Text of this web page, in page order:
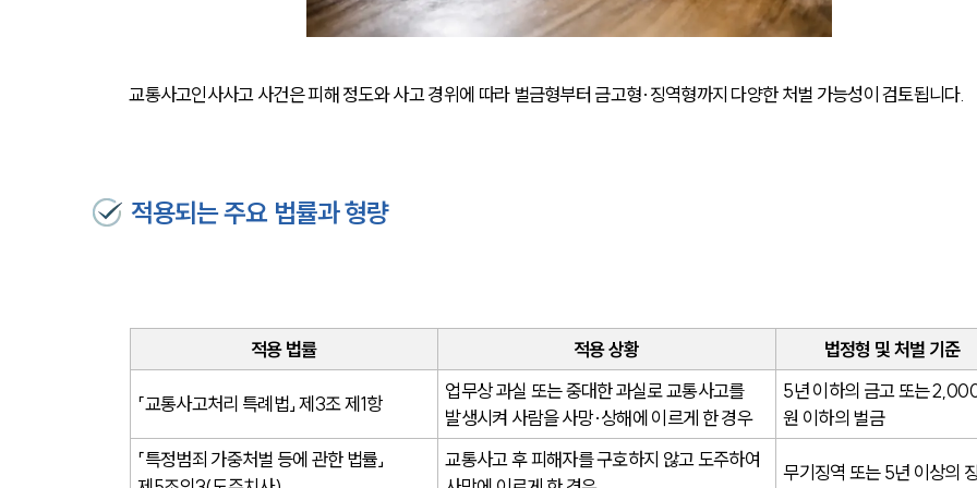
교통사고인사사고 사건은 피해 정도와 사고 경위에 따라 벌금형부터 금고형·징역형까지 다양한 처벌 가능성이 검토됩니다.
적용되는 주요 법률과 형량
적용 법률 적용 상황 법정형 및 처벌 기준
「교통사고처리 특례법」 제3조 제1항
업무상 과실 또는 중대한 과실로 교통사고를
발생시켜 사람을 사망·상해에 이르게 한 경우
5년 이하의 금고 또는
원 이하의 벌금
「특정범죄 가중처벌 등에 관한 법률」
교통사고 후 피해자를 구호하지 않고 도주하여
무기징역 또는 5년 이상의